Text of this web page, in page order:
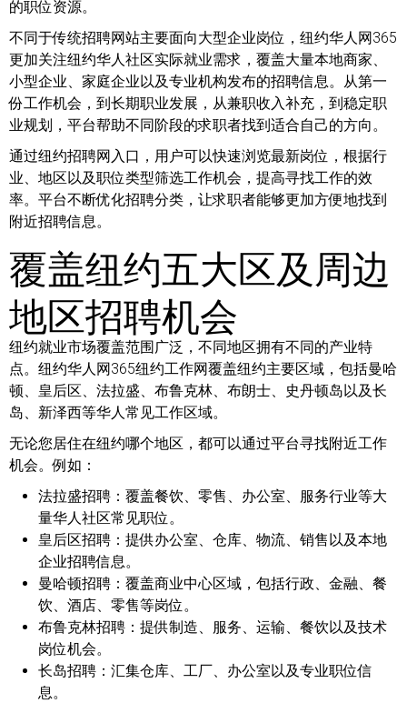
的职位资源。
不同于传统招聘网站主要面向大型企业岗位，纽约华人网365
更加关注纽约华人社区实际就业需求，覆盖大量本地商家、
小型企业、家庭企业以及专业机构发布的招聘信息。从第一
份工作机会，到长期职业发展，从兼职收入补充，到稳定职
业规划，平台帮助不同阶段的求职者找到适合自己的方向。
通过纽约招聘网入口，用户可以快速浏览最新岗位，根据行
业、地区以及职位类型筛选工作机会，提高寻找工作的效
率。平台不断优化招聘分类，让求职者能够更加方便地找到
附近招聘信息。
覆盖纽约五大区及周边
地区招聘机会
纽约就业市场覆盖范围广泛，不同地区拥有不同的产业特
点。纽约华人网365纽约工作网覆盖纽约主要区域，包括曼哈
顿、皇后区、法拉盛、布鲁克林、布朗士、史丹顿岛以及长
岛、新泽西等华人常见工作区域。
无论您居住在纽约哪个地区，都可以通过平台寻找附近工作
机会。例如：
法拉盛招聘： 覆盖餐饮、零售、办公室、服务行业等大
量华人社区常见职位。
皇后区招聘： 提供办公室、仓库、物流、销售以及本地
企业招聘信息。
曼哈顿招聘： 覆盖商业中心区域，包括行政、金融、餐
饮、酒店、零售等岗位。
布鲁克林招聘： 提供制造、服务、运输、餐饮以及技术
岗位机会。
长岛招聘： 汇集仓库、工厂、办公室以及专业职位信
息。